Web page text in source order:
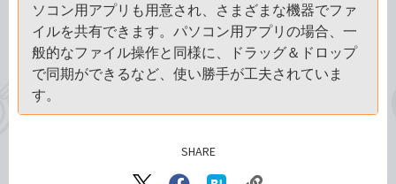
ソコン用アプリも用意され、さまざまな機器でファ
イルを共有できます。パソコン用アプリの場合、一
般的なファイル操作と同様に、ドラッグ＆ドロップ
で同期ができるなど、使い勝手が工夫されていま
す。
SHARE